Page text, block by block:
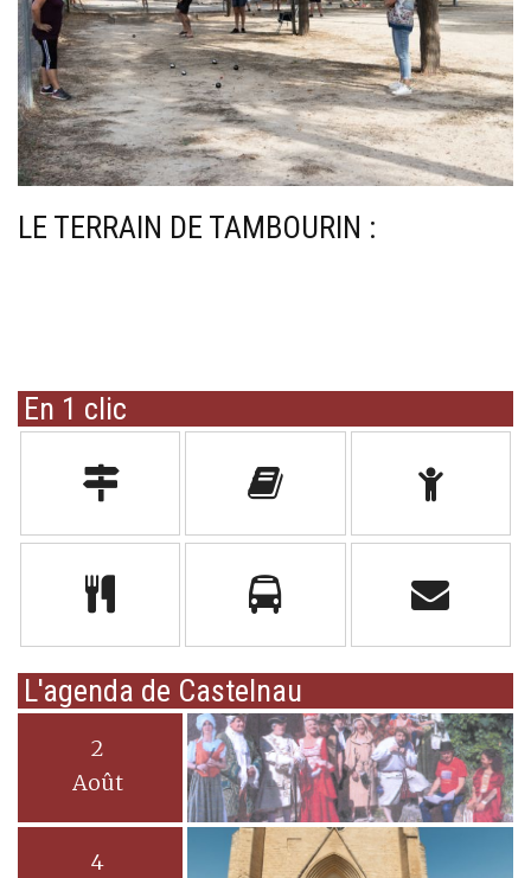
LE TERRAIN DE TAMBOURIN :
En 1 clic
L'agenda de Castelnau
2
Août
4